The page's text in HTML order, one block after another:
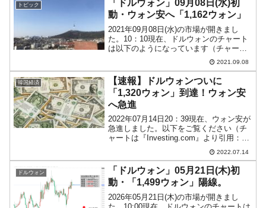
トピック
「ドルウォン」09月08日(水)初
動・ウォン安へ「1,162ウォン」
2021年09月08日(水)の市場が開きまし
た。10：10現在、ドルウォンのチャート
は以下のようになっています（チャート
は『Investing.com』より引用）。前日は
長い陽線となりましたが、上は削られま
した。本日も陽線ですが現在のところ...
2021.09.08
韓国経済
【速報】ドルウォンついに
「1,320ウォン」到達！ウォン安
へ急進
2022年07月14日20：39現在、ウォン安が
急進しました。以下をご覧ください（チ
ャートは『Investing.com』より引用：以
下同）。現在「1ドル＝1,320ウォン」近
辺の攻防ですが、一時は「1ドル＝1,322
ウォン」に達しました。...
2022.07.14
ドルウォン
「ドルウォン」05月21日(木)初
動・「1,499ウォン」陽線。
2026年05月21日(木)の市場が開きまし
た。10:00現在、ドルウォンのチャートは